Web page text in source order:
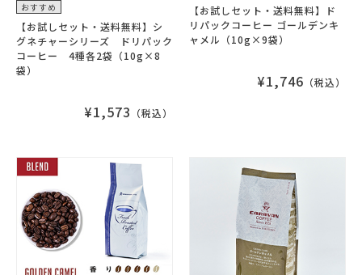
おすすめ
【お試しセット・送料無料】シ
グネチャーシリーズ ドリパック
コーヒー 4種各2袋（10g×8
袋）
¥1,573 （税込）
【お試しセット・送料無料】ド
リパックコーヒー ゴールデンキ
ャメル（10g×9袋）
¥1,746 （税込）